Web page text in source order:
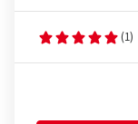
(1)